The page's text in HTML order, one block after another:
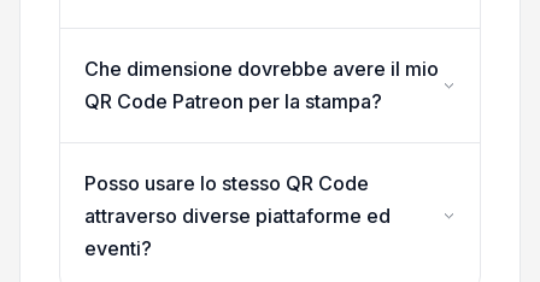
Che dimensione dovrebbe avere il mio
QR Code Patreon per la stampa?
Posso usare lo stesso QR Code
attraverso diverse piattaforme ed
eventi?